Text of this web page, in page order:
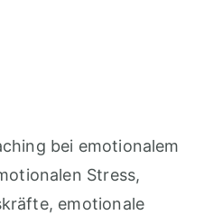
bei emotionalem
Stress,
, emotionale